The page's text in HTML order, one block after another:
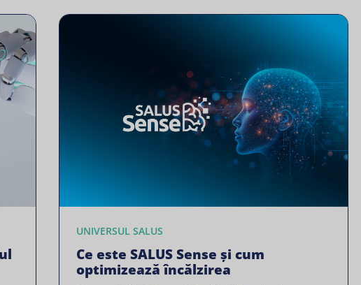
UNIVERSUL SALUS
Ce este SALUS Sense și cum
optimizează încălzirea